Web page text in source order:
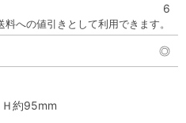
6
料への値引きとして利用できます。
◎
約95mm